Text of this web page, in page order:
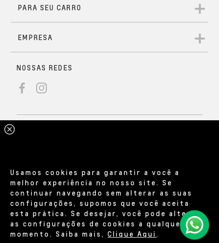
Usamos cookies para garantir a você a
melhor experiência no nosso site. Se
continuar navegando sem alterar as suas
configurações, supomos que você aceita
esta prática. Se desejar, você pode alterar
as configurações de cookies a qualquer
momento. Saiba mais,Clique Aqui.